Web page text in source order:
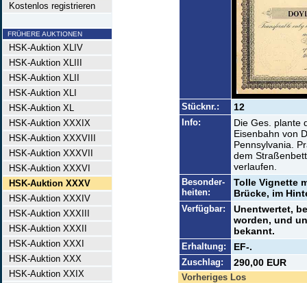
Kostenlos registrieren
FRÜHERE AUKTIONEN
HSK-Auktion XLIV
HSK-Auktion XLIII
HSK-Auktion XLII
HSK-Auktion XLI
HSK-Auktion XL
HSK-Auktion XXXIX
HSK-Auktion XXXVIII
HSK-Auktion XXXVII
HSK-Auktion XXXVI
HSK-Auktion XXXV
HSK-Auktion XXXIV
HSK-Auktion XXXIII
HSK-Auktion XXXII
HSK-Auktion XXXI
HSK-Auktion XXX
HSK-Auktion XXIX
Stücknr.: 12
Info:
Die Ges. plante
Eisenbahn von
Pennsylvania.
dem
verlaufen.
Besonder-
heiten:
Tolle Vignette
Brücke, im
Verfügbar:
Unentwertet,
worden, und
bekannt.
Erhaltung: EF-.
Zuschlag: 290,00 EUR
Vorheriges Los